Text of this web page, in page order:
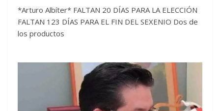
*Arturo Albíter* FALTAN 20 DÍAS PARA LA ELECCIÓN
FALTAN 123 DÍAS PARA EL FIN DEL SEXENIO Dos de
los productos